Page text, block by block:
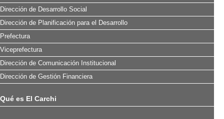
Dirección de Desarrollo Social
Dirección de Planificación para el Desarrollo
Prefectura
Viceprefectura
Dirección de Comunicación Institucional
Dirección de Gestión Financiera
Qué es El Carchi